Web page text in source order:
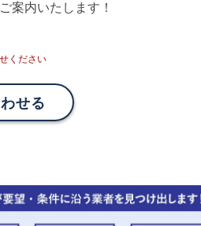
案内いたします！
ください
せる